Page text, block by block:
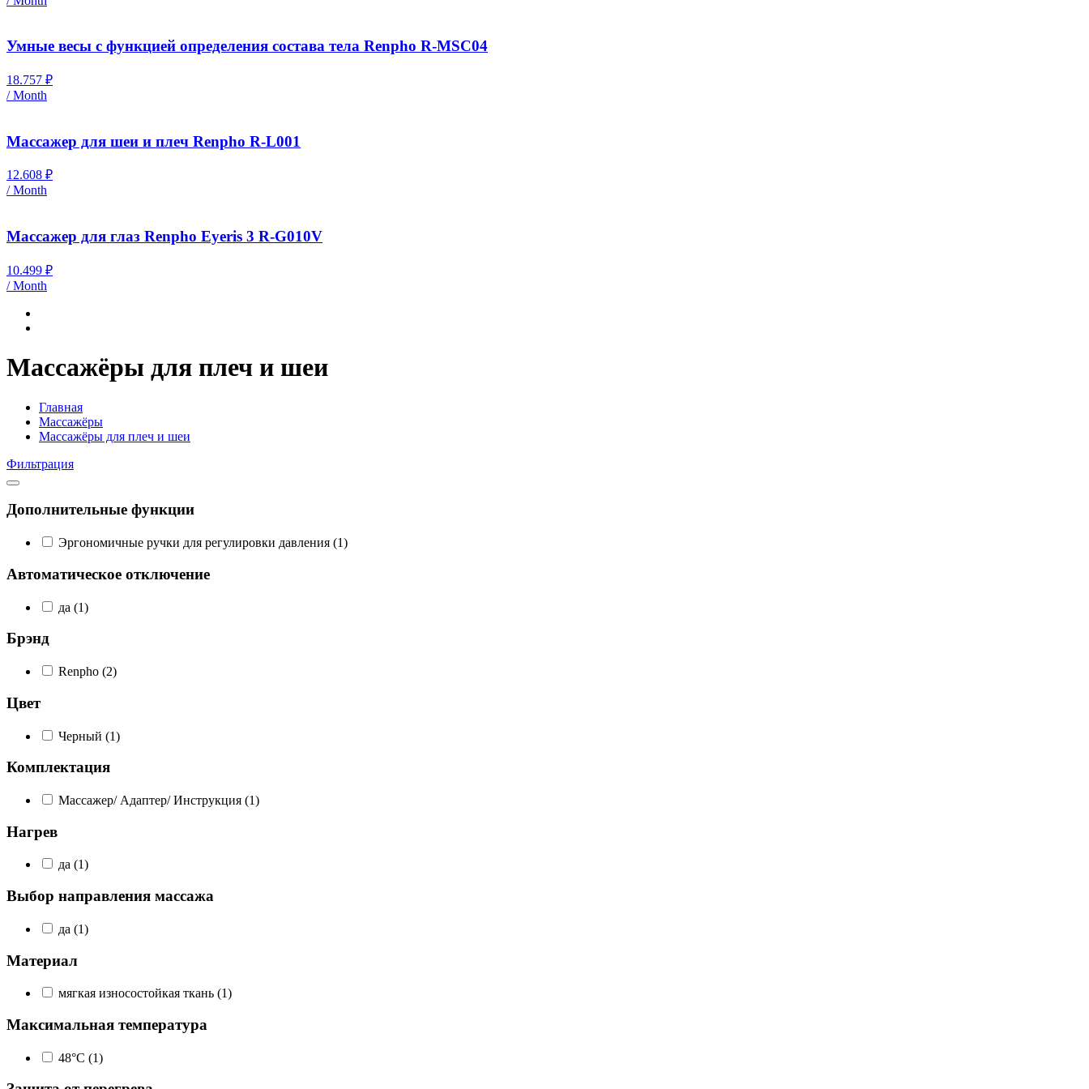
Умные весы с функцией определения состава тела Renpho R-MSC04
18.757 ₽
/ Month
Массажер для шеи и плеч Renpho R-L001
12.608 ₽
/ Month
Массажер для глаз Renpho Eyeris 3 R-G010V
10.499 ₽
/ Month
Массажёры для плеч и шеи
Главная
Массажёры
Массажёры для плеч и шеи
Фильтрация
Дополнительные функции
Эргономичные ручки для регулировки давления (1)
Автоматическое отключение
да (1)
Брэнд
Renpho (2)
Цвет
Черный (1)
Комплектация
Массажер/ Адаптер/ Инструкция (1)
Нагрев
да (1)
Выбор направления массажа
да (1)
Материал
мягкая износостойкая ткань (1)
Максимальная температура
48°С (1)